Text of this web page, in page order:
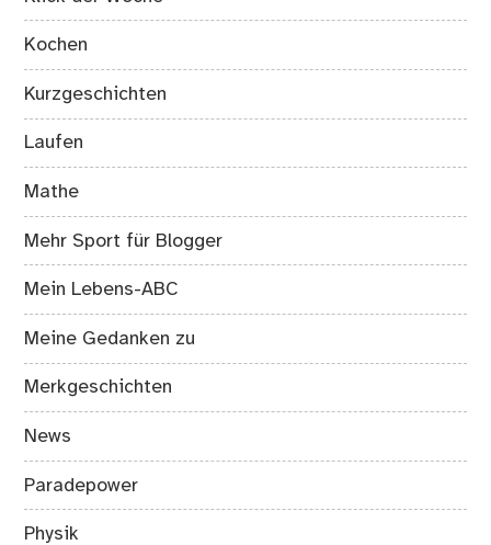
Kochen
Kurzgeschichten
Laufen
Mathe
Mehr Sport für Blogger
Mein Lebens-ABC
Meine Gedanken zu
Merkgeschichten
News
Paradepower
Physik